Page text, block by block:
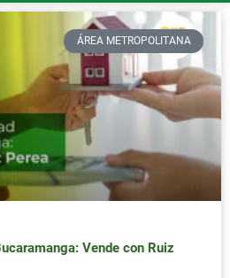
ÁREA METROPOLITANA
Vende con Ruiz